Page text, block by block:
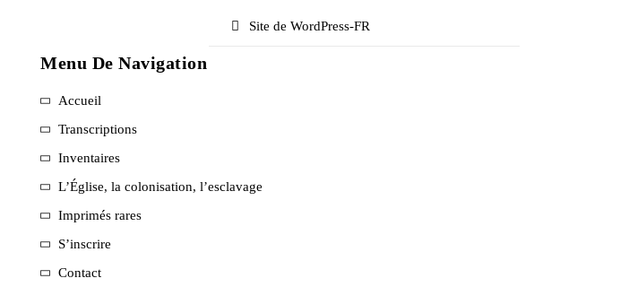
Site de WordPress-FR
Menu De Navigation
Accueil
Transcriptions
Inventaires
L’Église, la colonisation, l’esclavage
Imprimés rares
S’inscrire
Contact